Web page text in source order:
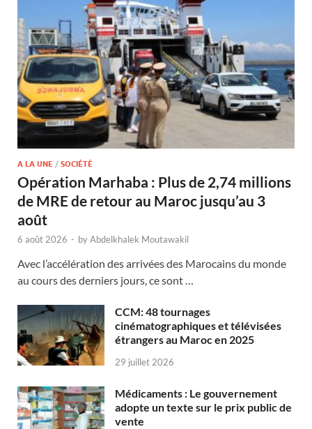
A LA UNE / SOCIÉTÉ
Opération Marhaba : Plus de 2,74 millions
de MRE de retour au Maroc jusqu’au 3
août
6 août 2026 - byAbdelkhalek Moutawakil
Avec l’accélération des arrivées des Marocains du monde
au cours des derniers jours, ce sont …
CCM: 48 tournages
cinématographiques et télévisées
étrangers au Maroc en 2025
29 juillet 2026
Médicaments : Le gouvernement
adopte un texte sur le prix public de
vente